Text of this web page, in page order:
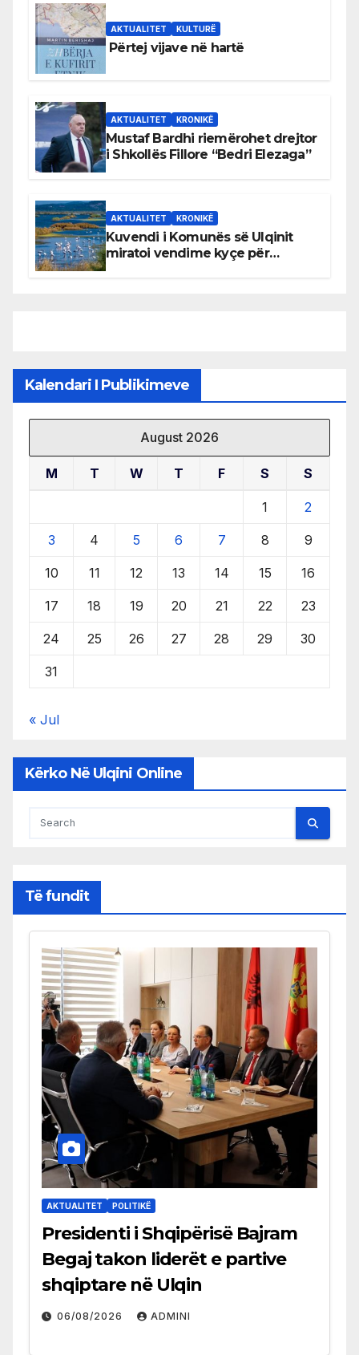
AKTUALITET KULTURË
Përtej vijave në hartë
AKTUALITET KRONIKË
Mustaf Bardhi riemërohet drejtor
i Shkollës Fillore “Bedri Elezaga”
AKTUALITET KRONIKË
Kuvendi i Komunës së Ulqinit
miratoi vendime kyçe për
Kalendari I Publikimeve
August 2026
M T W T F S S
1 2
3 4 5 6 7 8 9
10 11 12 13 14 15 16
17 18 19 20 21 22 23
24 25 26 27 28 29 30
31
« Jul
Kërko Në Ulqini Online
Të fundit
AKTUALITET POLITIKË
Presidenti i Shqipërisë Bajram
Begaj takon liderët e partive
shqiptare në Ulqin
06/08/2026 ADMINI